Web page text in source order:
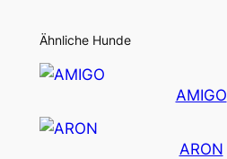
Ähnliche Hunde
AMIGO
ARON